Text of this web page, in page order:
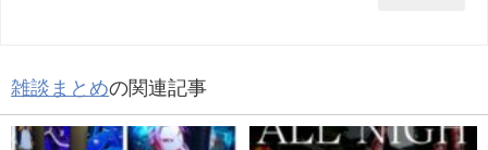
雑談まとめの関連記事